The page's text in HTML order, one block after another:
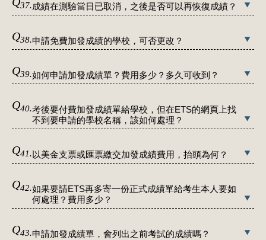
37.成績在測驗當日已取消，之後是否可以再恢復成績？
Q38.申請免費加發成績的學校，可否更改？
Q39.如何申請加發成績單？費用多少？多久可收到？
Q40.考後要付費加發成績單給學校，但在ETS的網頁上找
不到要申請的學校名稱，該如何處理？
Q41.以美金支票或匯票繳交加發成績費用，抬頭為何？
Q42.如果要請ETS再多寄一份正式成績單給考生本人要如
何處理？費用多少？
Q43.申請加發成績單，會列出之前考試的成績嗎？